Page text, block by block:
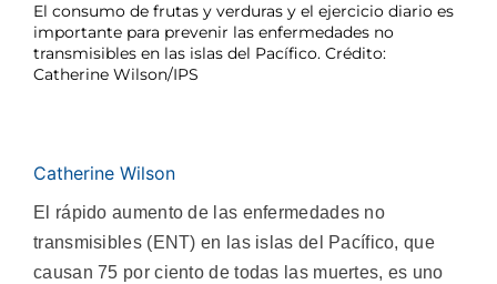
El consumo de frutas y verduras y el ejercicio diario es
importante para prevenir las enfermedades no
transmisibles en las islas del Pacífico. Crédito:
Catherine Wilson/IPS
Catherine Wilson
El rápido aumento de las enfermedades no
transmisibles (ENT) en las islas del Pacífico, que
causan 75 por ciento de todas las muertes, es uno